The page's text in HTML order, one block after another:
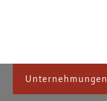
Unternehmungen